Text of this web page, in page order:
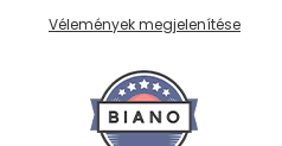
Vélemények megjelenítése